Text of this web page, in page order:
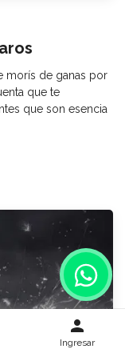
person
Ingresar
morís de ganas por
que te
que son esencia